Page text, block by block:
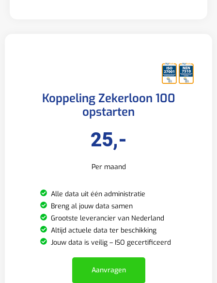
Koppeling Zekerloon 100
opstarten
25,-
Per maand
Alle data uit één administratie
Breng al jouw data samen
Grootste leverancier van Nederland
Altijd actuele data ter beschikking
Jouw data is veilig – ISO gecertificeerd
Aanvragen